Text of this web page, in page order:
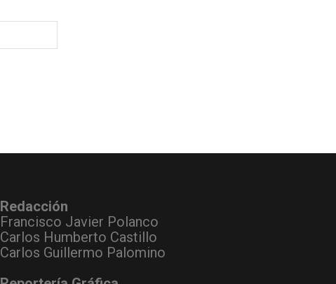
Redacción
Francisco Javier Polanco
Carlos Humberto Castillo
Carlos Guillermo Palomino